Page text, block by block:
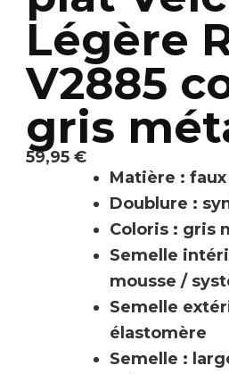
Légère
V2885
gris
59,95 €
Matière :
Doublure :
Coloris : gris
Semelle
mousse /
Semelle
élastomère
Semelle :